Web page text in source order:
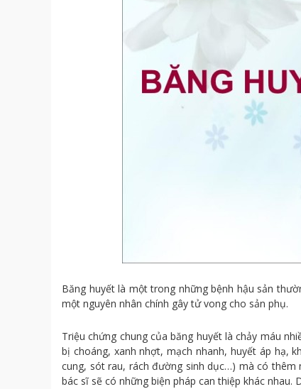
Băng huyết là một trong những bệnh hậu sản
một nguyên nhân chính gây tử vong cho sản phụ.
Triệu chứng chung của băng huyết là chảy máu
bị choáng, xanh nhợt, mạch nhanh, huyết áp hạ,
cung, sót rau, rách đường sinh dục…) mà có
bác sĩ sẽ có những biện pháp can thiệp khác